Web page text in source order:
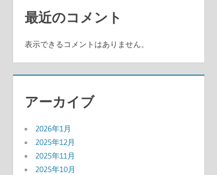
最近のコメント
表示できるコメントはありません。
アーカイブ
2026年1月
2025年12月
2025年11月
2025年10月